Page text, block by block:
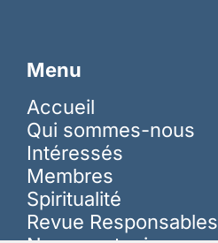
Menu
Accueil
Qui sommes-nous
Intéressés
Membres
Spiritualité
Revue Responsables